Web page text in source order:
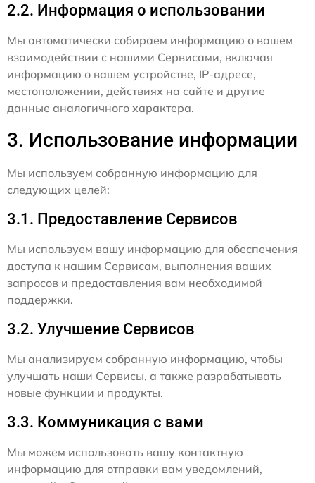
2.2. Информация о использовании
Мы автоматически собираем информацию о вашем
взаимодействии с нашими Сервисами, включая
информацию о вашем устройстве, IP-адресе,
местоположении, действиях на сайте и другие
данные аналогичного характера.
3. Использование информации
Мы используем собранную информацию для
следующих целей:
3.1. Предоставление Сервисов
Мы используем вашу информацию для обеспечения
доступа к нашим Сервисам, выполнения ваших
запросов и предоставления вам необходимой
поддержки.
3.2. Улучшение Сервисов
Мы анализируем собранную информацию, чтобы
улучшать наши Сервисы, а также разрабатывать
новые функции и продукты.
3.3. Коммуникация с вами
Мы можем использовать вашу контактную
информацию для отправки вам уведомлений,